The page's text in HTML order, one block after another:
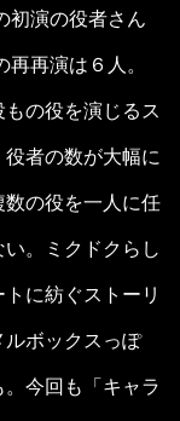
初演の役者さん
再演は６人。
の役を演じるス
者の数が大幅に
の役を一人に任
。ミクドクらし
に紡ぐストーリ
ルボックスっぽ
今回も「キャラ